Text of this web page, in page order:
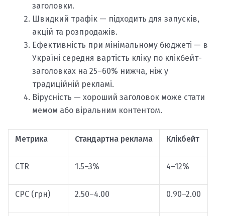
заголовки.
Швидкий трафік — підходить для запусків,
акцій та розпродажів.
Ефективність при мінімальному бюджеті — в
Україні середня вартість кліку по клікбейт-
заголовках на 25–60% нижча, ніж у
традиційній рекламі.
Вірусність — хороший заголовок може стати
мемом або віральним контентом.
Метрика Стандартна реклама Клікбейт
CTR 1.5–3% 4–12%
CPC (грн) 2.50–4.00 0.90–2.00